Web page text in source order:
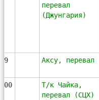
перевал
(Джунгария)
99 Аксу, перевал
100
Т/к Чайка,
перевал (СЦХ)